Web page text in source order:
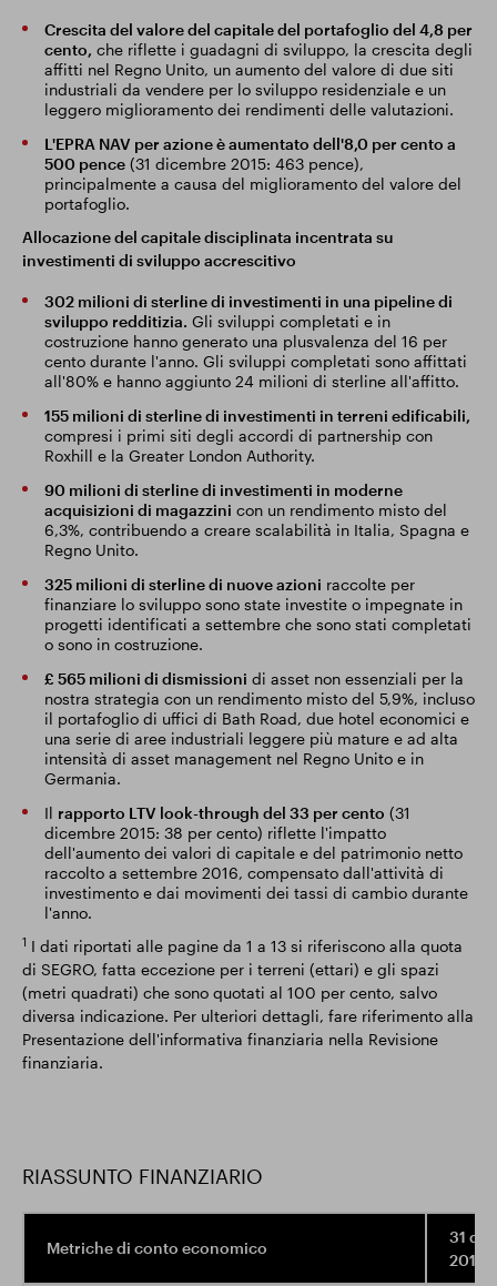
Crescita del valore del capitale del portafoglio del 4,8 per
cento, che riflette i guadagni di sviluppo, la crescita degli
affitti nel Regno Unito, un aumento del valore di due siti
industriali da vendere per lo sviluppo residenziale e un
leggero miglioramento dei rendimenti delle valutazioni.
L'EPRA NAV per azione è aumentato dell'8,0 per cento a
500 pence (31 dicembre 2015: 463 pence),
principalmente a causa del miglioramento del valore del
portafoglio.
Allocazione del capitale disciplinata incentrata su
investimenti di sviluppo accrescitivo
302 milioni di sterline di investimenti in una pipeline di
sviluppo redditizia. Gli sviluppi completati e in
costruzione hanno generato una plusvalenza del 16 per
cento durante l'anno. Gli sviluppi completati sono affittati
all'80% e hanno aggiunto 24 milioni di sterline all'affitto.
155 milioni di sterline di investimenti in terreni edificabili,
compresi i primi siti degli accordi di partnership con
Roxhill e la Greater London Authority.
90 milioni di sterline di investimenti in moderne
acquisizioni di magazzini con un rendimento misto del
6,3%, contribuendo a creare scalabilità in Italia, Spagna e
Regno Unito.
325 milioni di sterline di nuove azioni raccolte per
finanziare lo sviluppo sono state investite o impegnate in
progetti identificati a settembre che sono stati completati
o sono in costruzione.
£ 565 milioni di dismissioni di asset non essenziali per la
nostra strategia con un rendimento misto del 5,9%, incluso
il portafoglio di uffici di Bath Road, due hotel economici e
una serie di aree industriali leggere più mature e ad alta
intensità di asset management nel Regno Unito e in
Germania.
Il rapporto LTV look-through del 33 per cento (31
dicembre 2015: 38 per cento) riflette l'impatto
dell'aumento dei valori di capitale e del patrimonio netto
raccolto a settembre 2016, compensato dall'attività di
investimento e dai movimenti dei tassi di cambio durante
l'anno.
1 I dati riportati alle pagine da 1 a 13 si riferiscono alla quota
di SEGRO, fatta eccezione per i terreni (ettari) e gli spazi
(metri quadrati) che sono quotati al 100 per cento, salvo
diversa indicazione. Per ulteriori dettagli, fare riferimento alla
Presentazione dell'informativa finanziaria nella Revisione
finanziaria.
RIASSUNTO FINANZIARIO
Metriche di conto economico
31
2016